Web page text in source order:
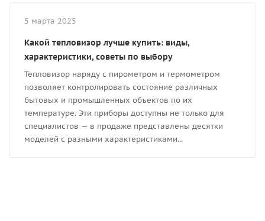
5 марта 2025
Какой тепловизор лучше купить: виды,
характеристики, советы по выбору
Тепловизор наряду с пирометром и термометром
позволяет контролировать состояние различных
бытовых и промышленных объектов по их
температуре. Эти приборы доступны не только для
специалистов — в продаже представлены десятки
моделей с разными характеристиками...